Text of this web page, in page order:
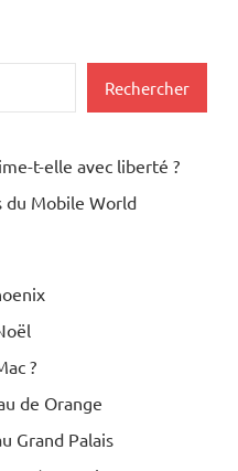
Rechercher
t-elle avec liberté ?
du Mobile World
?
de Orange
Grand Palais